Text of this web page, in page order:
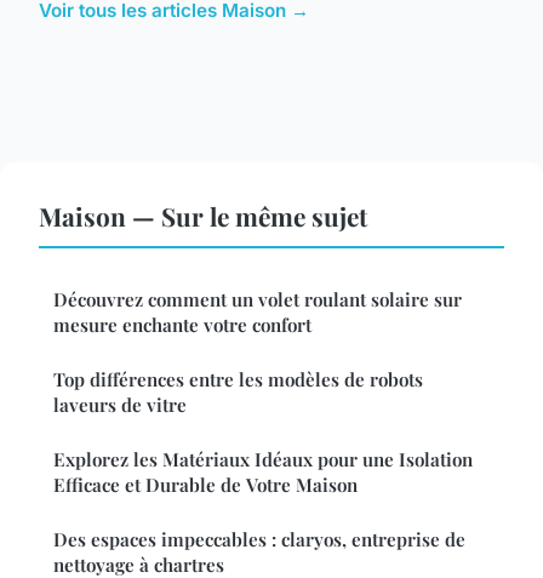
Voir tous les articles Maison →
Maison — Sur le même sujet
Découvrez comment un volet roulant solaire sur
mesure enchante votre confort
Top différences entre les modèles de robots
laveurs de vitre
Explorez les Matériaux Idéaux pour une Isolation
Efficace et Durable de Votre Maison
Des espaces impeccables : claryos, entreprise de
nettoyage à chartres